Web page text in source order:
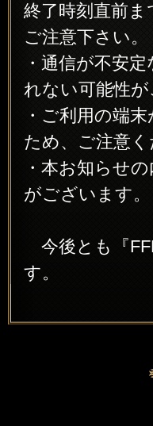
終了時刻直前
ご注意下さい。
・通信が不安
れない可能性が
・ご利用の端
ため、ご注意く
・本お知らせ
がございます。
今後とも『
す。